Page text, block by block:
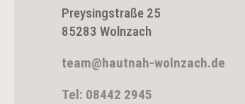
Preysingstraße 25
85283 Wolnzach
team@hautnah-wolnzach.de
Tel: 08442 2945